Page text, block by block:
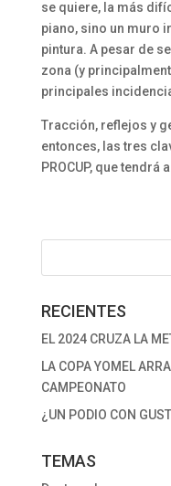
se quiere, la más
piano, sino un muro
pintura. A pesar de
zona (y
principales
Tracción, reflejos y
entonces, las tres
PROCUP, que
RECIENTES
EL 2024 CRUZA LA
LA COPA YOMEL
CAMPEONATO
¿UN PODIO CON
TEMAS